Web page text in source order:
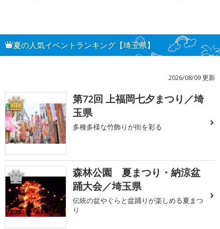
夏の人気イベントランキング【埼玉県】
2026/08/09 更新
1
第72回 上福岡七夕まつり／埼
玉県
多種多様な竹飾りが街を彩る
2
森林公園 夏まつり・納涼盆
踊大会／埼玉県
伝統の盆やぐらと盆踊りが楽しめる夏まつ
り